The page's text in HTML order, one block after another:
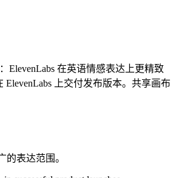
ElevenLabs 在英语情感表达上更精致
上交付发布版本。共享画布
表达范围。